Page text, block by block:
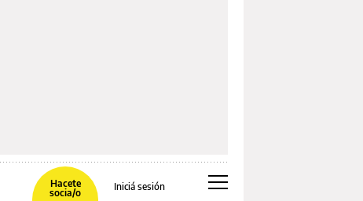
Hacete
socia/o
Iniciá sesión